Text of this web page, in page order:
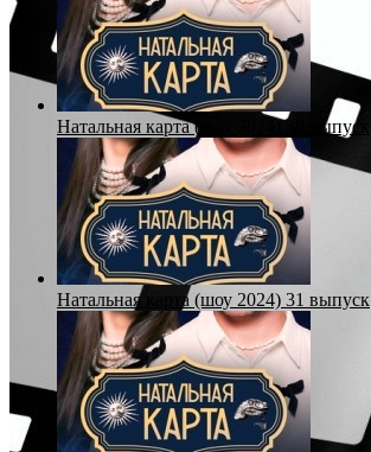
Натальная карта (шоу 2024) 30 выпуск
Натальная карта (шоу 2024) 31 выпуск